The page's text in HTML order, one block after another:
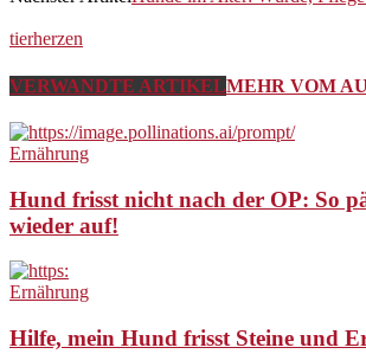
tierherzen
VERWANDTE ARTIKELMEHR VOM
Ernährung
Hund frisst nicht nach der OP: So
wieder auf!
Ernährung
Hilfe, mein Hund frisst Steine und